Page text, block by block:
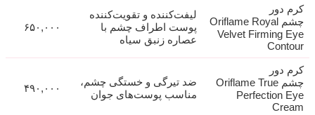
کرم دور
چشم Oriflame Royal
Velvet Firming Eye
Contour
لیفت‌کننده و تقویت‌کننده
پوست اطراف چشم با
عصاره زنبق سیاه
۶۵۰,۰۰۰
کرم دور
چشم Oriflame True
Perfection Eye
Cream
ضد تیرگی و خستگی چشم،
مناسب پوست‌های جوان
۴۹۰,۰۰۰